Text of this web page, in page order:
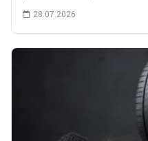
28.07.2026